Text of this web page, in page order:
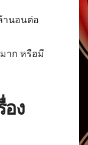
านอนต่อ
าก หรือมี
อง